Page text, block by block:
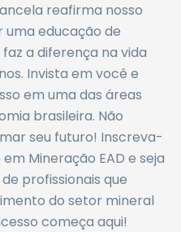
reafirma nosso
educação de
a diferença na vida
Invista em você e
em uma das áreas
brasileira. Não
seu futuro! Inscreva-
Mineração EAD e seja
profissionais que
do setor mineral
começa aqui!